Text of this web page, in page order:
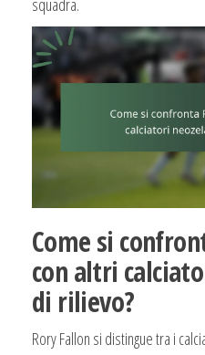
squadra.
Come si
con altri
di rilievo?
Rory Fallon si distingue tra i